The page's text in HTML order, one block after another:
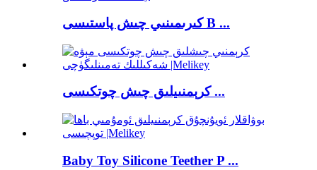
كىرىمىنىي چىش پاستىسى B ...
كرېمنىيلىق چىش چوتكىسى ...
Baby Toy Silicone Teether P ...